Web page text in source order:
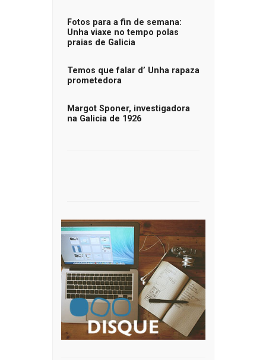
Fotos para a fin de semana:
Unha viaxe no tempo polas
praias de Galicia
Temos que falar d’ Unha rapaza
prometedora
Margot Sponer, investigadora
na Galicia de 1926